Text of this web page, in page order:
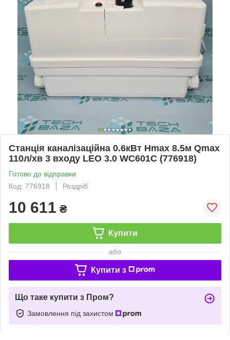
Станція каналізаційна 0.6кВт Hmax 8.5м Qmax
110л/хв 3 входу LEO 3.0 WC601С (776918)
Готово до відправки
Код: 776918
Роздріб
10 611 ₴
Купити
або
Купити з
Що таке купити з Пром?
Замовлення під захистом